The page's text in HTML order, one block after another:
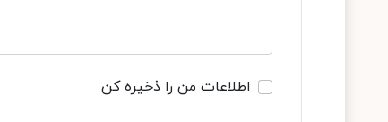
اطلاعات من را ذخیره کن